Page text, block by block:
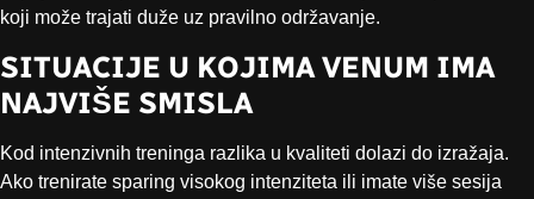
koji može trajati duže uz pravilno održavanje.
SITUACIJE U KOJIMA VENUM IMA
NAJVIŠE SMISLA
Kod intenzivnih treninga razlika u kvaliteti dolazi do izražaja.
Ako trenirate sparing visokog intenziteta ili imate više sesija